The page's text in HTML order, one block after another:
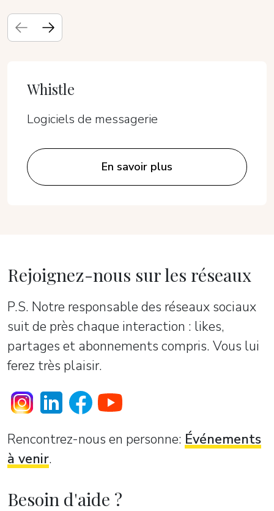
Whistle
Logiciels de messagerie
En savoir plus
Rejoignez-nous sur les réseaux
P.S. Notre responsable des réseaux sociaux
suit de près chaque interaction : likes,
partages et abonnements compris. Vous lui
ferez très plaisir.
Rencontrez-nous en personne: Événements
à venir.
Besoin d'aide ?